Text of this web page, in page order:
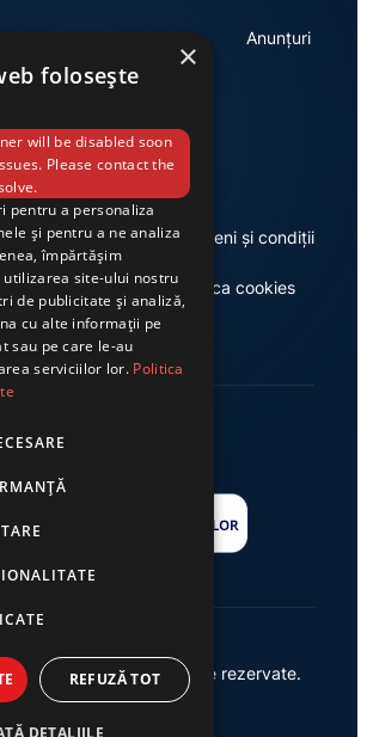
Anunțuri
utile
Exclusiv
Termeni și condiții
Politica cookies
Exclusiv – Toate drepturile rezervate.
Powered by {AW}
×
folosește
will be disabled soon
Please contact the
pentru a personaliza
și pentru a ne analiza
împărtășim
site-ului nostru
de publicitate și analiză,
cu alte informații pe
sau pe care le-au
serviciilor lor. Politica
REFUZĂ TOT
DETALIILE